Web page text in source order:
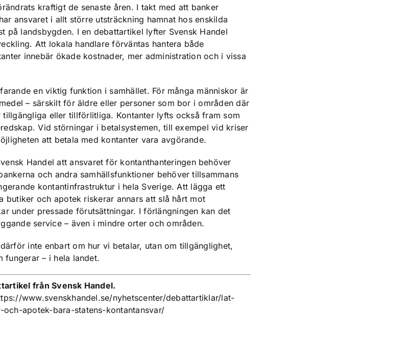
kraftigt de senaste åren. I takt med att banker
ansvaret i allt större utsträckning hamnat hos enskilda
på landsbygden. I en debattartikel lyfter Svensk Handel
Att lokala handlare förväntas hantera både
innebär ökade kostnader, mer administration och i vissa
en viktig funktion i samhället. För många människor är
– särskilt för äldre eller personer som bor i områden där
eller tillförlitliga. Kontanter lyfts också fram som
Vid störningar i betalsystemen, till exempel vid kriser
att betala med kontanter vara avgörande.
Handel att ansvaret för kontanthanteringen behöver
och andra samhällsfunktioner behöver tillsammans
kontantinfrastruktur i hela Sverige. Att lägga ett
butiker och apotek riskerar annars att slå hårt mot
under pressade förutsättningar. I förlängningen kan det
service – även i mindre orter och områden.
inte enbart om hur vi betalar, utan om tillgänglighet,
fungerar – i hela landet.
från Svensk Handel.
www.svenskhandel.se/nyhetscenter/debattartiklar/lat-
apotek-bara-statens-kontantansvar/